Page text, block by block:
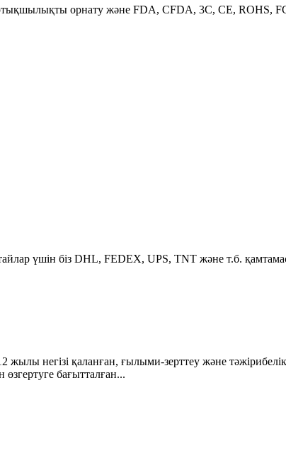
орнату және FDA, CFDA, 3C, CE, ROHS,
үшін біз DHL, FEDEX, UPS, TNT және т.б.
негізі қаланған, ғылыми-зерттеу және
бағытталған...